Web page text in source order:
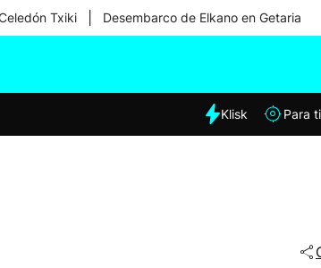
Txiki Desembarco de Elkano en Getaria
Klisk Para ti